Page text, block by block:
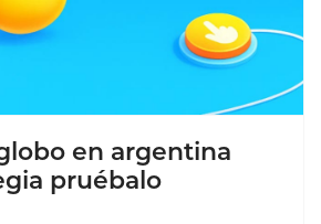
en argentina
pruébalo